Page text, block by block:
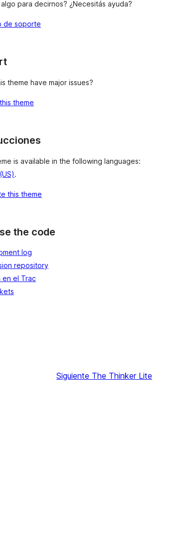
para decirnos? ¿Necesitás ayuda?
de soporte
theme have major issues?
theme
is available in the following languages:
.
this theme
the code
log
repository
en el Trac
Siguiente The Thinker Lite